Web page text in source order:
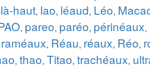
là-haut, lao, léaud, Léo,
, pareo, paréo, périnéaux,
raméaux, Réau, réaux, Réo,
, thao, Titao, trachéaux,